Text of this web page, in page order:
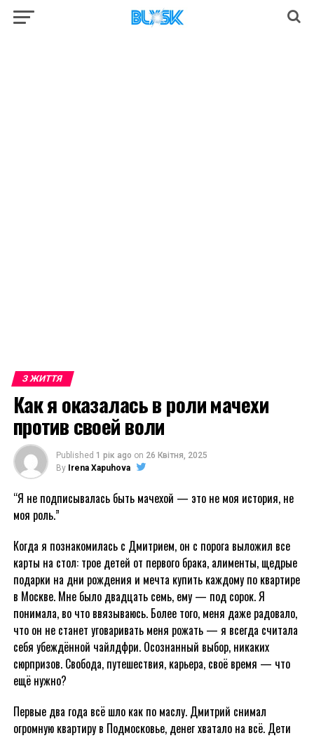
З ЖИТТЯ
Как я оказалась в роли мачехи
против своей воли
Published 1 рік ago on 26 Квітня, 2025
By Irena Xapuhova
“Я не подписывалась быть мачехой — это не моя история, не
моя роль.”
Когда я познакомилась с Дмитрием, он с порога выложил все
карты на стол: трое детей от первого брака, алименты, щедрые
подарки на дни рождения и мечта купить каждому по квартире
в Москве. Мне было двадцать семь, ему — под сорок. Я
понимала, во что ввязываюсь. Более того, меня даже радовало,
что он не станет уговаривать меня рожать — я всегда считала
себя убеждённой чайлдфри. Осознанный выбор, никаких
сюрпризов. Свобода, путешествия, карьера, своё время — что
ещё нужно?
Первые два года всё шло как по маслу. Дмитрий снимал
огромную квартиру в Подмосковье, денег хватало на всё. Дети